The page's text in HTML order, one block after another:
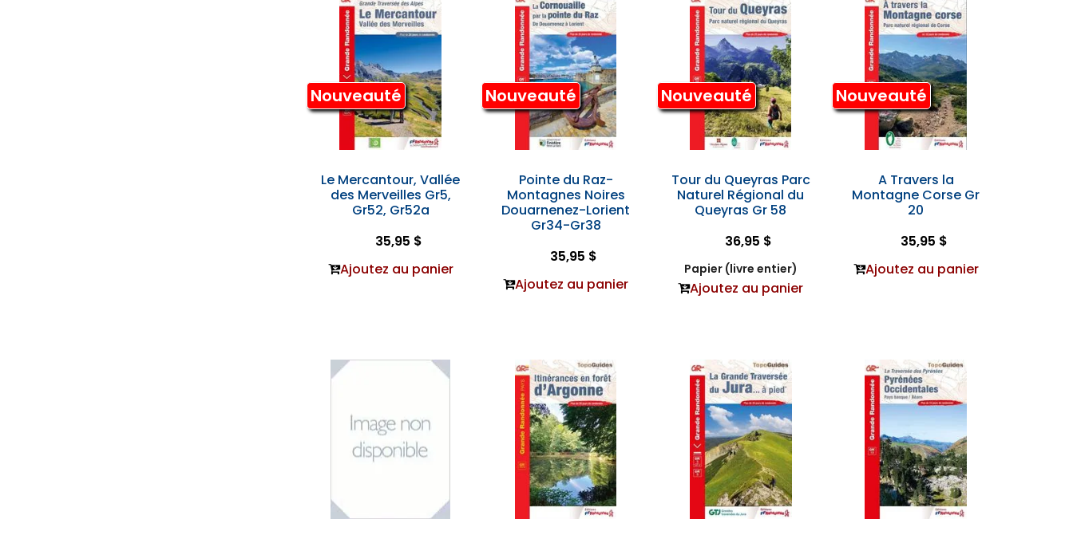
Nouveauté
Le Mercantour, Vallée
des Merveilles Gr5,
Gr52, Gr52a
35,95 $
Ajoutez au panier
Nouveauté
Pointe du Raz-
Montagnes Noires
Douarnenez-Lorient
Gr34-Gr38
35,95 $
Ajoutez au panier
Nouveauté
Tour du Queyras Parc
Naturel Régional du
Queyras Gr 58
36,95 $
Papier (livre entier)
Ajoutez au panier
Nouveauté
A Travers la
Montagne Corse Gr
20
35,95 $
Ajoutez au panier